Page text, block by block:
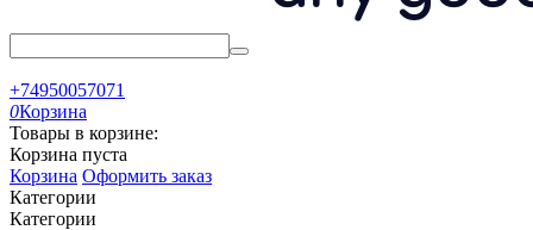
+74950057071
0Корзина
Товары в корзине:
Корзина пуста
Корзина Оформить заказ
Категории
Категории